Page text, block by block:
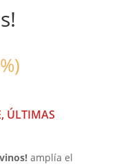
ÚLTIMAS
amplía el